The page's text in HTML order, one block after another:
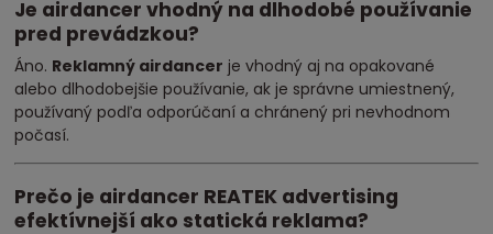
Je airdancer vhodný na dlhodobé používanie
pred prevádzkou?
Áno. Reklamný airdancer je vhodný aj na opakované
alebo dlhodobejšie používanie, ak je správne umiestnený,
používaný podľa odporúčaní a chránený pri nevhodnom
počasí.
Prečo je airdancer REATEK advertising
efektívnejší ako statická reklama?